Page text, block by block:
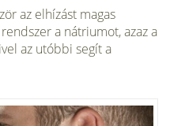
az elhízást magas
a nátriumot, azaz a
az utóbbi segít a